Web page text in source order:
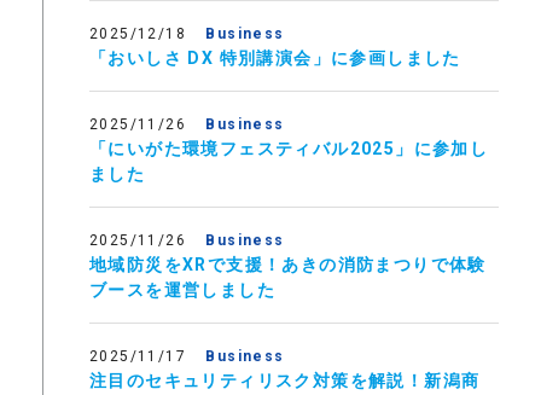
2025/12/18 Business
「おいしさ DX 特別講演会」に参画しました
2025/11/26 Business
「にいがた環境フェスティバル2025」に参加し
ました
2025/11/26 Business
地域防災をXRで支援！あきの消防まつりで体験
ブースを運営しました
2025/11/17 Business
注目のセキュリティリスク対策を解説！新潟商